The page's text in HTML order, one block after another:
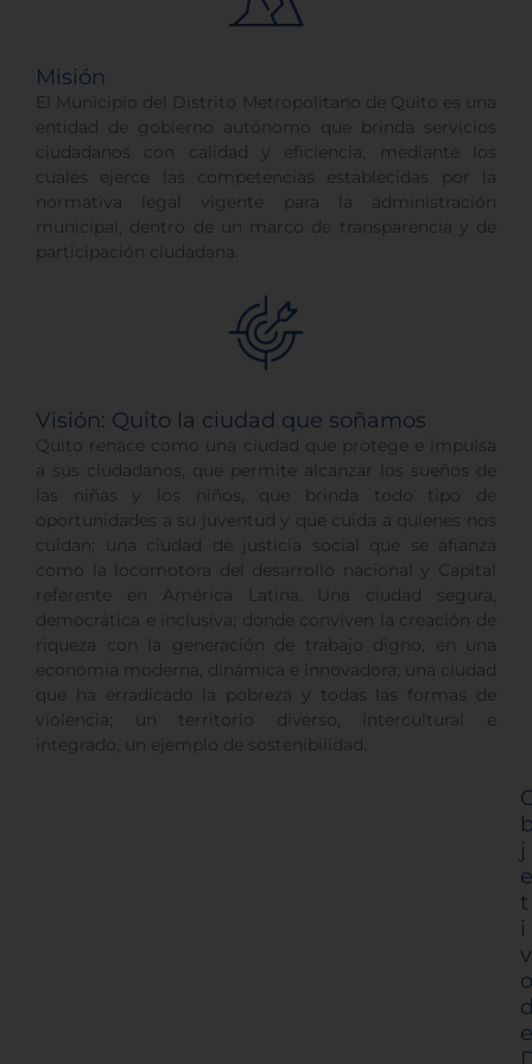
Misión
El Municipio del Distrito Metropolitano de Quito es una
entidad de gobierno autónomo que brinda servicios
ciudadanos con calidad y eficiencia, mediante los
cuales ejerce las competencias establecidas por la
normativa legal vigente para la administración
municipal, dentro de un marco de transparencia y de
participación ciudadana.
Visión: Quito la ciudad que soñamos
Quito renace como una ciudad que protege e impulsa
a sus ciudadanos, que permite alcanzar los sueños de
las niñas y los niños, que brinda todo tipo de
oportunidades a su juventud y que cuida a quienes nos
cuidan; una ciudad de justicia social que se afianza
como la locomotora del desarrollo nacional y Capital
referente en América Latina. Una ciudad segura,
democrática e inclusiva; donde conviven la creación de
riqueza con la generación de trabajo digno, en una
economía moderna, dinámica e innovadora; una ciudad
que ha erradicado la pobreza y todas las formas de
violencia; un territorio diverso, intercultural e
integrado, un ejemplo de sostenibilidad.
j
e
t
i
v
o
e